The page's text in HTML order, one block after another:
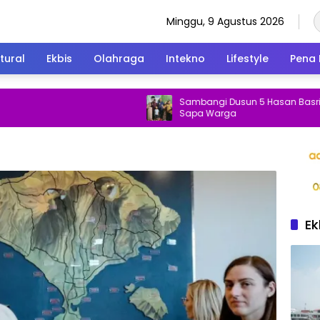
Minggu, 9 Agustus 2026
Ekbis Olahraga Intekno Lifestyle Pena
Sambangi Dusun 5 Hasan Basri Tak Letih
Sapa Warga